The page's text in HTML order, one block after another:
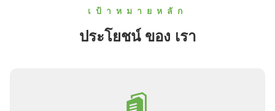
เป้าหมายหลัก
ประโยชน์ ของ เรา